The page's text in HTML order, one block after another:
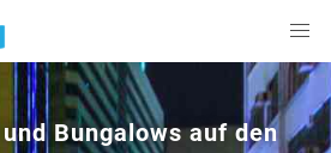
Bungalows auf den